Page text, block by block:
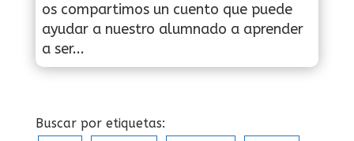
os compartimos un cuento que puede
ayudar a nuestro alumnado a aprender
a ser...
Buscar por etiquetas: